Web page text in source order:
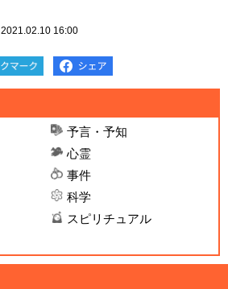
2021.02.10 16:00
予言・予知
心霊
事件
科学
スピリチュアル